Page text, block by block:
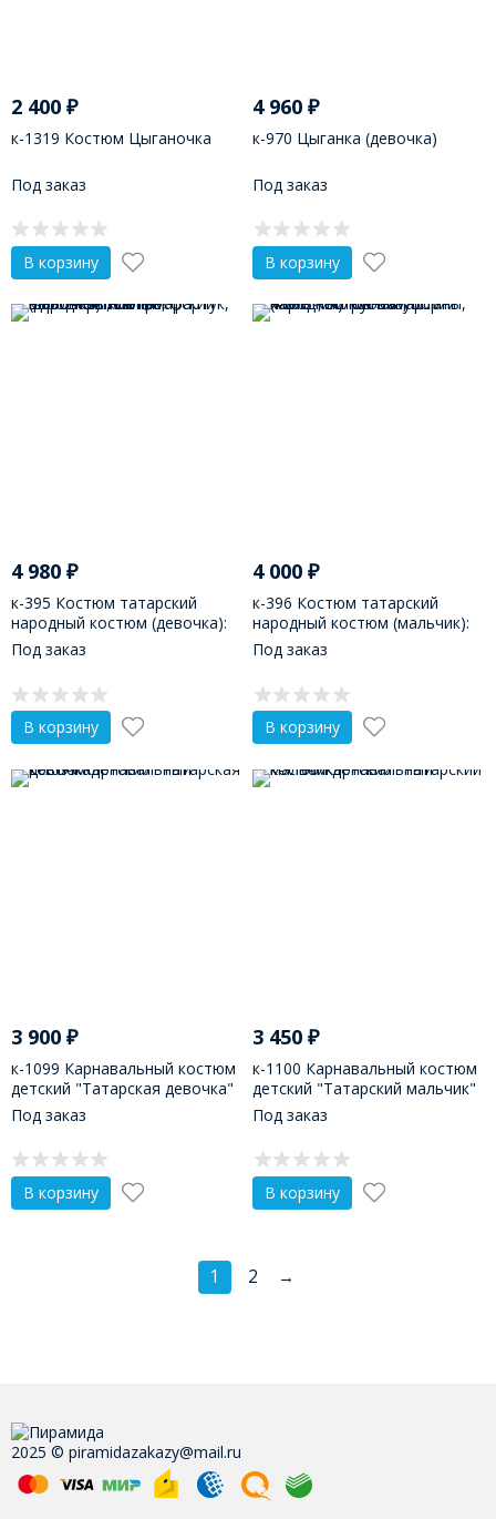
2 400 ₽
к-1319 Костюм Цыганочка
Под заказ
В корзину
4 960₽
к-970 Цыганка (девочка)
Под заказ
В корзину
4 980 ₽
к-395 Костюм татарский
народный костюм (девочка):
платье, фартук, шаровары,
калфак
Под заказ
В корзину
4 000₽
к-396 Костюм татарский
народный костюм (мальчик):
рубаха, штаны, жилет,
головной убор
Под заказ
В корзину
3 900 ₽
к-1099 Карнавальный костюм
детский "Татарская девочка"
Под заказ
В корзину
3 450₽
к-1100 Карнавальный костюм
детский "Татарский мальчик"
Под заказ
В корзину
1 2 →
2025 © piramidazakazy@mail.ru